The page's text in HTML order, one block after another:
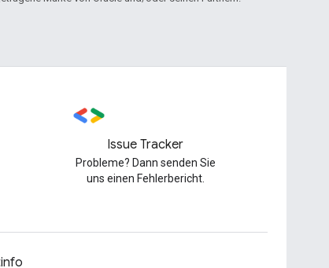
Issue Tracker
Probleme? Dann senden Sie
uns einen Fehlerbericht.